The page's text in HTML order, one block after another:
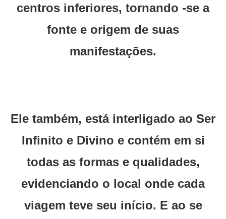
centros inferiores, tornando -se a
fonte e origem de suas
manifestações.
Ele também, está interligado ao Ser
Infinito e Divino e contém em si
todas as formas e qualidades,
evidenciando o local onde cada
viagem teve seu início. E ao se